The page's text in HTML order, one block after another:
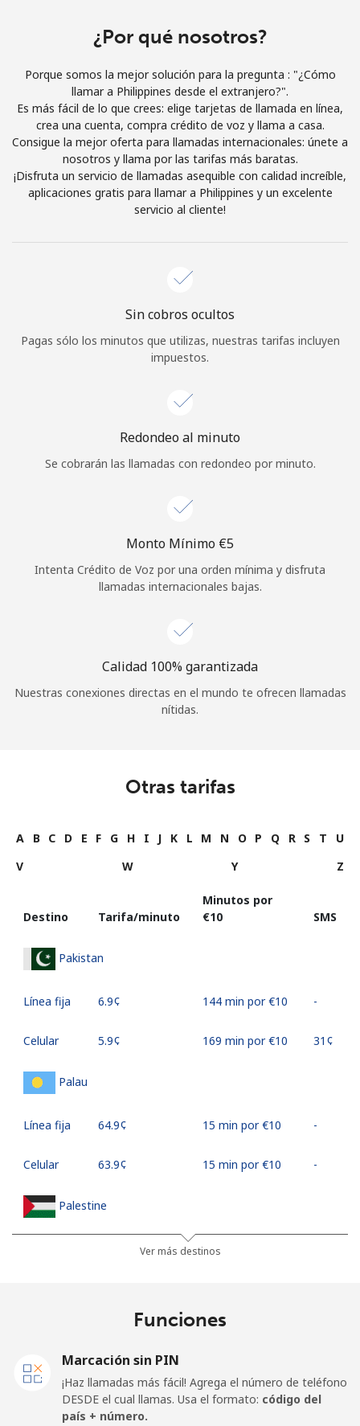
¡Hola!
Inicia sesión oREGÍSTRATE →
¿Olvidaste tu contraseña? →
Iniciar Sesión
¿Por qué nosotros?
Porque somos la mejor solución para la pregunta : "¿Cómo
llamar a Philippines desde el extranjero?".
Es más fácil de lo que crees: elige tarjetas de llamada en línea,
crea una cuenta, compra crédito de voz y llama a casa.
Consigue la mejor oferta para llamadas internacionales: únete a
nosotros y llama por las tarifas más baratas.
¡Disfruta un servicio de llamadas asequible con calidad increíble,
aplicaciones gratis para llamar a Philippines y un excelente
servicio al cliente!
Sin cobros ocultos
Pagas sólo los minutos que utilizas, nuestras tarifas incluyen
impuestos.
Redondeo al minuto
Se cobrarán las llamadas con redondeo por minuto.
Monto Mínimo ⁦€5⁩
Intenta Crédito de Voz por una orden mínima y disfruta
llamadas internacionales bajas.
Calidad 100% garantizada
Nuestras conexiones directas en el mundo te ofrecen llamadas
nítidas.
Otras tarifas
A B C D E F G H I J K L M N O P Q R S T
U
V
W Y Z
Destino Tarifa/minuto
Minutos por
⁦€10⁩
SMS
Pakistan
Línea fija ⁦6.9¢⁩ 144 min por ⁦€10⁩ -
Celular ⁦5.9¢⁩ 169 min por ⁦€10⁩ ⁦31¢⁩
Palau
Línea fija ⁦64.9¢⁩ 15 min por ⁦€10⁩ -
Celular ⁦63.9¢⁩ 15 min por ⁦€10⁩ -
Palestine
37 min por ⁦€10⁩
Línea fija
⁦18.9¢⁩
Ver más destinos
Funciones
Marcación sin PIN
¡Haz llamadas más fácil! Agrega el número de teléfono
DESDE el cual llamas. Usa el formato: código del
país + número.